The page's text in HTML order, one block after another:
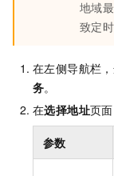
地域
致定
在左侧导航栏
务。
在选择地址页
参数